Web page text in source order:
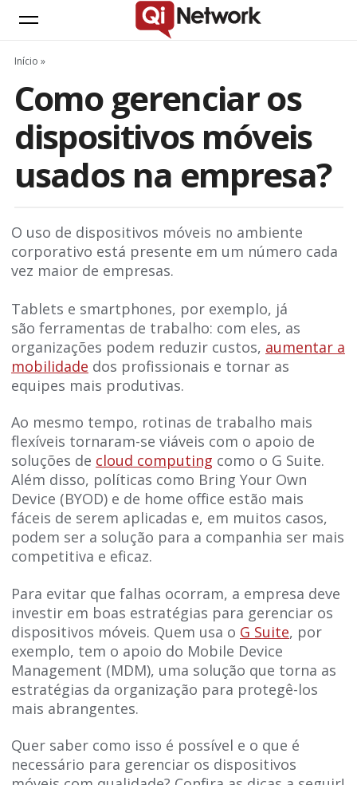
Início »
Como gerenciar os
dispositivos móveis
usados na empresa?
O uso de dispositivos móveis no ambiente
corporativo está presente em um número cada
vez maior de empresas.
Tablets e smartphones, por exemplo, já
são ferramentas de trabalho: com eles, as
organizações podem reduzir custos, aumentar a
mobilidade dos profissionais e tornar as
equipes mais produtivas.
Ao mesmo tempo, rotinas de trabalho mais
flexíveis tornaram-se viáveis com o apoio de
soluções de cloud computing como o G Suite.
Além disso, políticas como Bring Your Own
Device (BYOD) e de home office estão mais
fáceis de serem aplicadas e, em muitos casos,
podem ser a solução para a companhia ser mais
competitiva e eficaz.
Para evitar que falhas ocorram, a empresa deve
investir em boas estratégias para gerenciar os
dispositivos móveis. Quem usa o G Suite, por
exemplo, tem o apoio do Mobile Device
Management (MDM), uma solução que torna as
estratégias da organização para protegê-los
mais abrangentes.
Quer saber como isso é possível e o que é
necessário para gerenciar os dispositivos